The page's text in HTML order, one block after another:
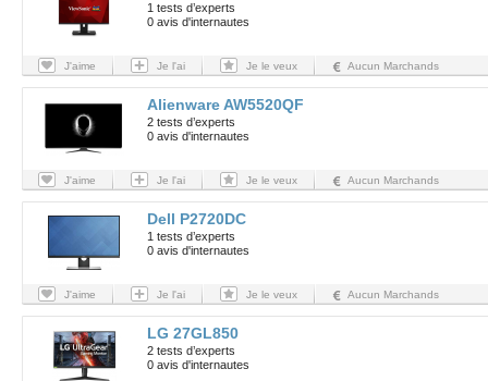
1 tests d’experts
0 avis d'internautes
J'aime Je l'ai Je le veux Aucun Marchands
Alienware AW5520QF
2 tests d’experts
0 avis d'internautes
J'aime Je l'ai Je le veux Aucun Marchands
Dell P2720DC
1 tests d’experts
0 avis d'internautes
J'aime Je l'ai Je le veux Aucun Marchands
LG 27GL850
2 tests d’experts
0 avis d'internautes